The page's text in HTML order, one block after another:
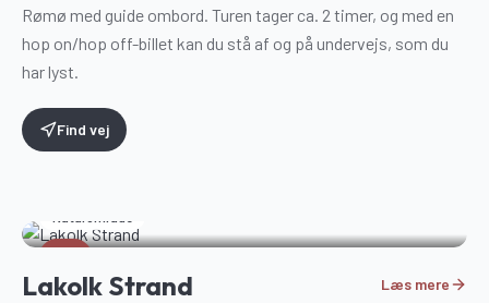
Rømø med guide ombord. Turen tager ca. 2 timer, og med en
hop on/hop off-billet kan du stå af og på undervejs, som du
har lyst.
Find vej
Lakolk Strand
Læs mere